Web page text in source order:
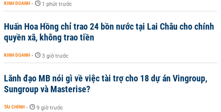
KINH DOANH - 1 phút trước
Huấn Hoa Hồng chỉ trao 24 bồn nước tại Lai Châu cho chính
quyền xã, không trao tiền
KINH DOANH - 3 giờ trước
Lãnh đạo MB nói gì về việc tài trợ cho 18 dự án Vingroup,
Sungroup và Masterise?
TÀI CHÍNH - 9 giờ trước